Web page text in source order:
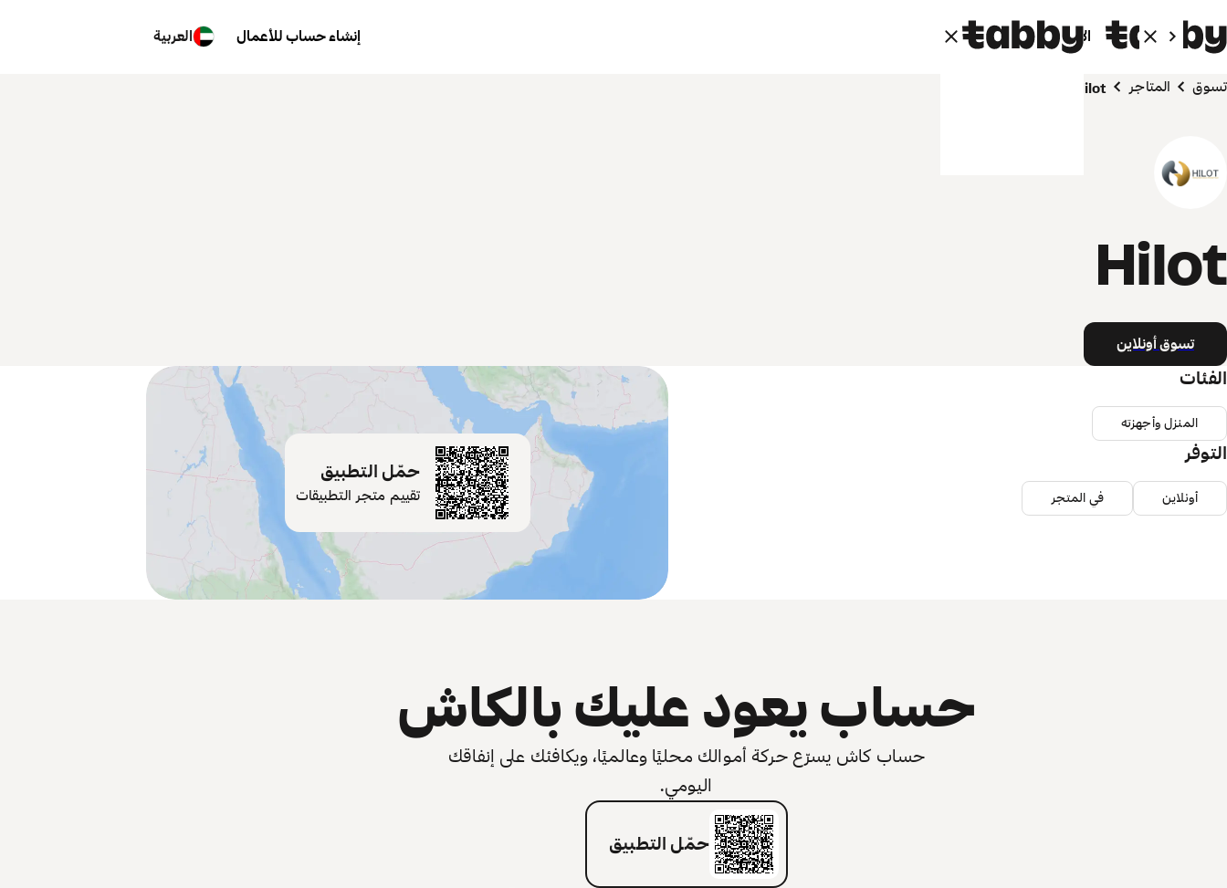
الأفراد الشركاء إنشاء حساب للأعمال العربية
تسوق المتاجر Hilot
Hilot
تسوق أونلاين
حمّل التطبيق
تقييم متجر التطبيقات
الفئات
المنزل وأجهزته
التوفر
أونلاين في المتجر
حساب يعود عليك بالكاش
حساب كاش يسرّع حركة أموالك محليًا وعالميًا، ويكافئك على إنفاقك
اليومي.
حمّل التطبيق